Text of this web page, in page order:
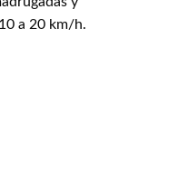
a 20 km/h.